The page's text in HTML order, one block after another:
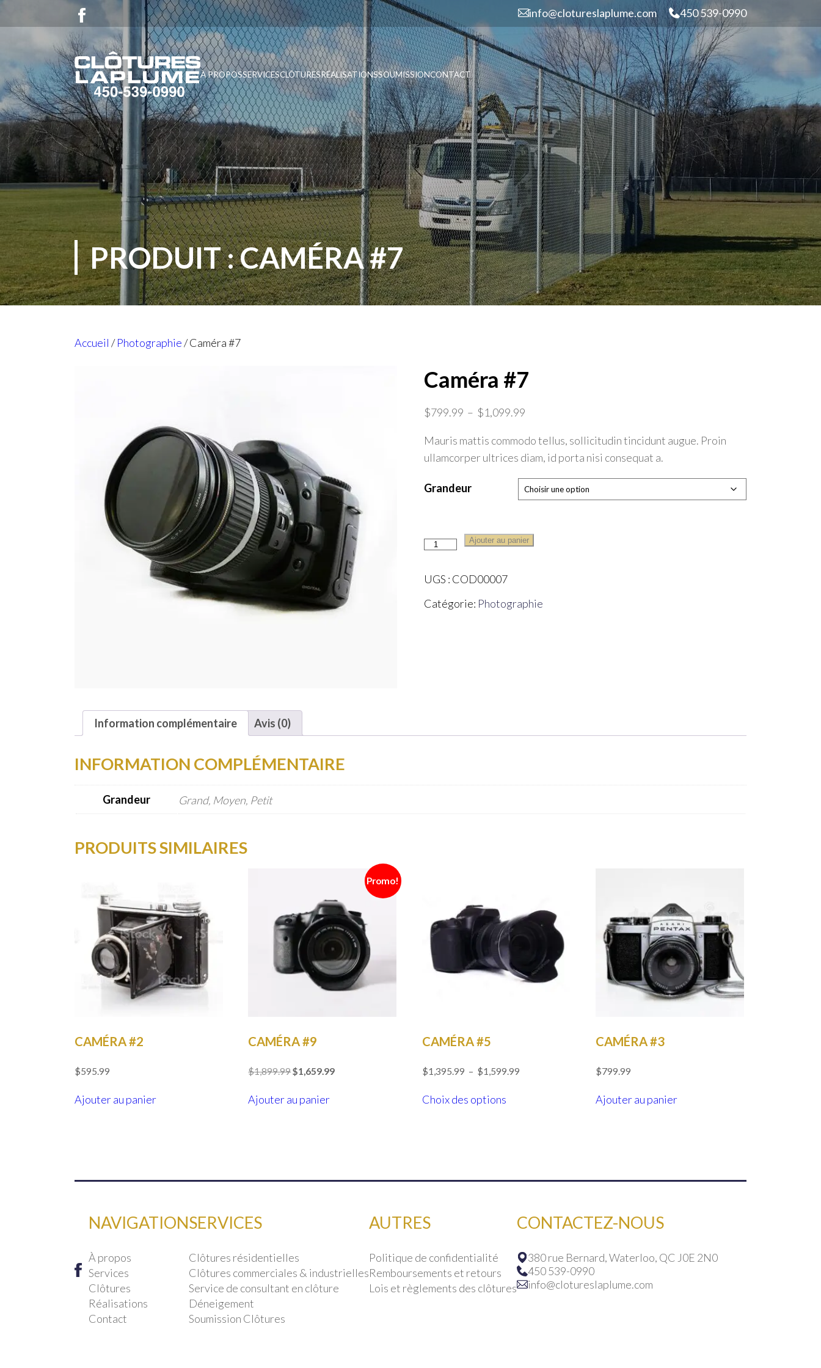
info@clotureslaplume.com 450 539-0990
À PROPOSSERVICESCLÔTURESRÉALISATIONSSOUMISSIONCONTACT
PRODUIT : CAMÉRA #7
Accueil /Photographie/ Caméra #7
Caméra #7
$799.99 – $1,099.99
prix :
$799.99
à
$1,099.99
Mauris mattis commodo tellus, sollicitudin tincidunt augue. Proin
ullamcorper ultrices diam, id porta nisi consequat a.
Grandeur
quantité
de
#7
Ajouter au panier
UGS : COD00007
Catégorie: Photographie
Information complémentaire Avis (0)
INFORMATION COMPLÉMENTAIRE
Grandeur Grand, Moyen, Petit
PRODUITS SIMILAIRES
CAMÉRA #2
$595.99
Ajouter au panier
Promo!
CAMÉRA #9
$1,899.99Le
était :
$1,659.99Le
Ajouter au panier
CAMÉRA #5
$1,395.99 – $1,599.99Plage
Choix des optionsproduit
peuvent
sur
page
produit
CAMÉRA #3
$799.99
Ajouter au panier
NAVIGATION
À propos
Services
Clôtures
Réalisations
Contact
SERVICES
Clôtures résidentielles
Clôtures commerciales & industrielles
Service de consultant en clôture
Déneigement
Soumission Clôtures
AUTRES
Politique de confidentialité
Remboursements et retours
Lois et règlements des clôtures
CONTACTEZ-NOUS
380 rue Bernard, Waterloo, QC J0E 2N0
450 539-0990
info@clotureslaplume.com